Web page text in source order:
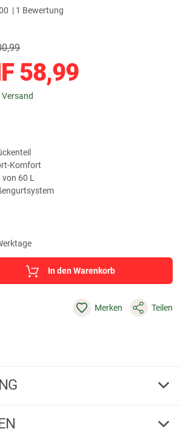
| 1 Bewertung
58,99
Komfort
60 L
In den Warenkorb
Merken Teilen
einem Rucksack sind, der speziell für die